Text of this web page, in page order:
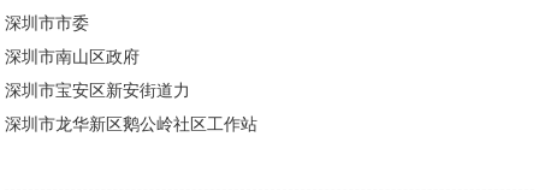
深圳市市委
深圳市南山区政府
深圳市宝安区新安街道力
深圳市龙华新区鹅公岭社区工作站